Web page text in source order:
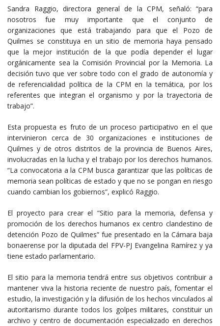
Sandra Raggio, directora general de la CPM, señaló: “para
nosotros fue muy importante que el conjunto de
organizaciones que está trabajando para que el Pozo de
Quilmes se constituya en un sitio de memoria haya pensado
que la mejor institución de la que podía depender el lugar
orgánicamente sea la Comisión Provincial por la Memoria. La
decisión tuvo que ver sobre todo con el grado de autonomía y
de referencialidad política de la CPM en la temática, por los
referentes que integran el organismo y por la trayectoria de
trabajo”.
Esta propuesta es fruto de un proceso participativo en el que
intervinieron cerca de 30 organizaciones e instituciones de
Quilmes y de otros distritos de la provincia de Buenos Aires,
involucradas en la lucha y el trabajo por los derechos humanos.
“La convocatoria a la CPM busca garantizar que las políticas de
memoria sean políticas de estado y que no se pongan en riesgo
cuando cambian los gobiernos”, explicó Raggio.
El proyecto para crear el “Sitio para la memoria, defensa y
promoción de los derechos humanos ex centro clandestino de
detención Pozo de Quilmes” fue presentado en la Cámara baja
bonaerense por la diputada del FPV-PJ Evangelina Ramírez y ya
tiene estado parlamentario.
El sitio para la memoria tendrá entre sus objetivos contribuir a
mantener viva la historia reciente de nuestro país, fomentar el
estudio, la investigación y la difusión de los hechos vinculados al
autoritarismo durante todos los golpes militares, constituir un
archivo y centro de documentación especializado en derechos